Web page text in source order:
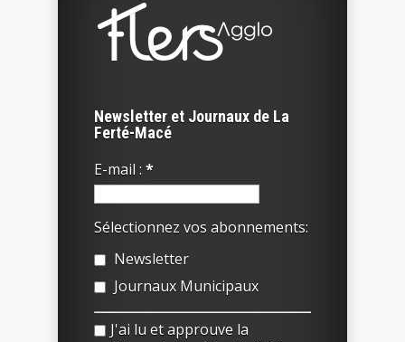
Newsletter et Journaux de La
Ferté-Macé
E-mail : *
Sélectionnez vos abonnements:
Newsletter
Journaux Municipaux
J'ai lu et approuve la